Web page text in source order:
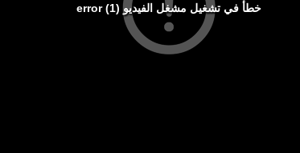
خطأ في تشغيل مشغل الفيديو (1) error